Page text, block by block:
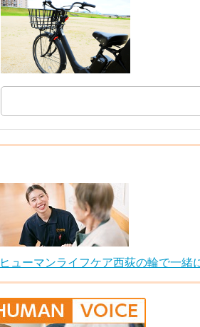
ヒューマンライフケア西荻の輪で一緒